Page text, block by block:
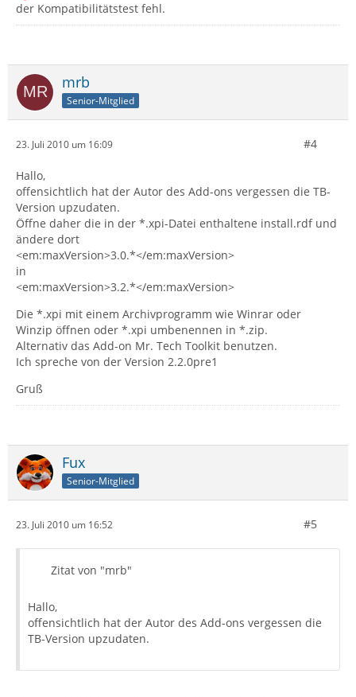
der Kompatibilitätstest fehl.
mrb
Senior-Mitglied
23. Juli 2010 um 16:09 #4
Hallo,
offensichtlich hat der Autor des Add-ons vergessen die TB-
Version upzudaten.
Öffne daher die in der *.xpi-Datei enthaltene install.rdf und
ändere dort
<em:maxVersion>3.0.*</em:maxVersion>
in
<em:maxVersion>3.2.*</em:maxVersion>
Die *.xpi mit einem Archivprogramm wie Winrar oder
Winzip öffnen oder *.xpi umbenennen in *.zip.
Alternativ das Add-on Mr. Tech Toolkit benutzen.
Ich spreche von der Version 2.2.0pre1
Gruß
Fux
Senior-Mitglied
23. Juli 2010 um 16:52 #5
Zitat von "mrb"
Hallo,
offensichtlich hat der Autor des Add-ons vergessen die
TB-Version upzudaten.